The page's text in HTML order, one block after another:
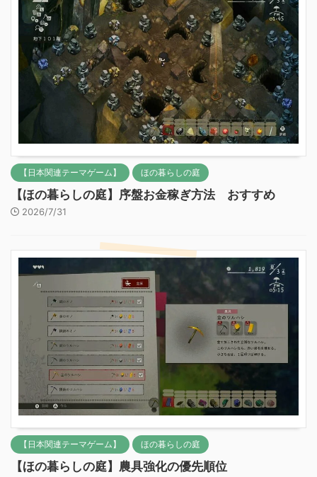
【日本関連テーマゲーム】 ほの暮らしの庭
【ほの暮らしの庭】序盤お金稼ぎ方法 おすすめ
2026/7/31
【日本関連テーマゲーム】 ほの暮らしの庭
【ほの暮らしの庭】農具強化の優先順位